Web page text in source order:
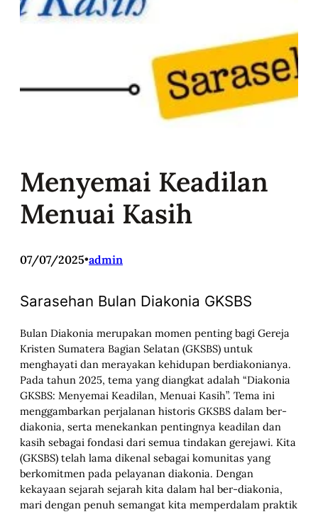
Menyemai Keadilan
Menuai Kasih
07/07/2025•admin
Sarasehan Bulan Diakonia GKSBS
Bulan Diakonia merupakan momen penting bagi Gereja
Kristen Sumatera Bagian Selatan (GKSBS) untuk
menghayati dan merayakan kehidupan berdiakonianya.
Pada tahun 2025, tema yang diangkat adalah “Diakonia
GKSBS: Menyemai Keadilan, Menuai Kasih”. Tema ini
menggambarkan perjalanan historis GKSBS dalam ber-
diakonia, serta menekankan pentingnya keadilan dan
kasih sebagai fondasi dari semua tindakan gerejawi. Kita
(GKSBS) telah lama dikenal sebagai komunitas yang
berkomitmen pada pelayanan diakonia. Dengan
kekayaan sejarah sejarah kita dalam hal ber-diakonia,
mari dengan penuh semangat kita memperdalam praktik